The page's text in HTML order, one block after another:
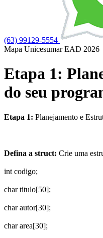
(63) 99129-5554
Mapa Unicesumar EAD 2026
Etapa 1:
do seu
Etapa 1: Planejamento e
Defina a struct: Crie uma
int codigo;
char titulo[50];
char autor[30];
char area[30];